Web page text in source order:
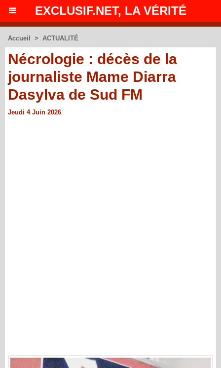
EXCLUSIF.NET, LA VÉRITÉ
Accueil > ACTUALITÉ
Nécrologie : décès de la
journaliste Mame Diarra
Dasylva de Sud FM
Jeudi 4 Juin 2026